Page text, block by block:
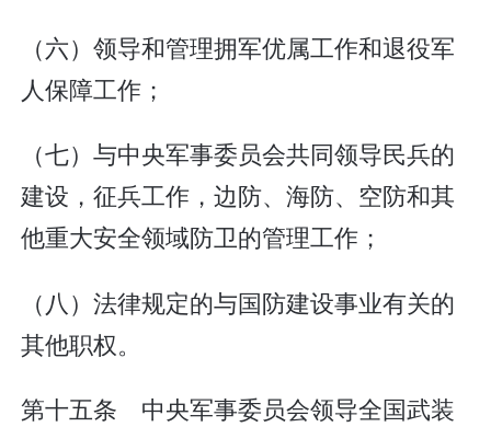
（六）领导和管理拥军优属工作和退役军
人保障工作；
（七）与中央军事委员会共同领导民兵的
建设，征兵工作，边防、海防、空防和其
他重大安全领域防卫的管理工作；
（八）法律规定的与国防建设事业有关的
其他职权。
第十五条 中央军事委员会领导全国武装